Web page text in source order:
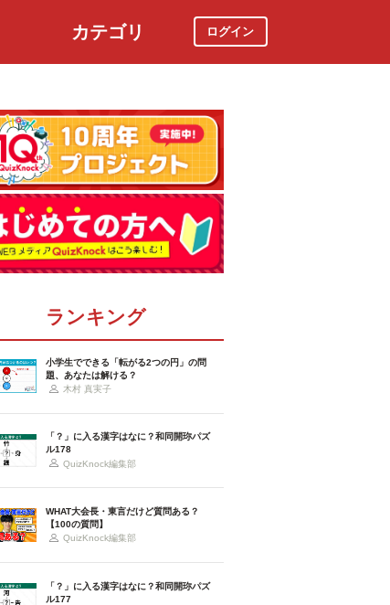
カテゴリ ログイン
ランキング
小学生でできる「転がる2つの円」の問
題、あなたは解ける？
木村 真実子
「？」に入る漢字はなに？和同開珎パズ
ル178
QuizKnock編集部
WHAT大会長・東言だけど質問ある？
【100の質問】
QuizKnock編集部
「？」に入る漢字はなに？和同開珎パズ
ル177